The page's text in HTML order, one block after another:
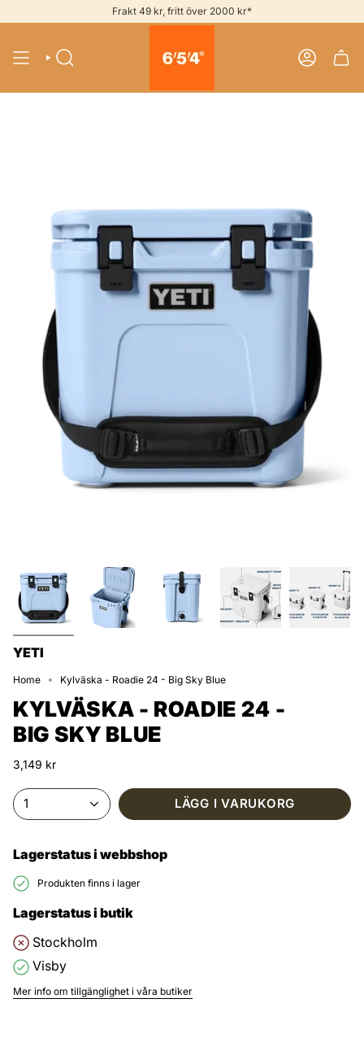
to
Frakt 49 kr, fritt över 2000 kr*
SEARCH ACCOUNT
YETI
Home Kylväska - Roadie 24 - Big Sky Blue
KYLVÄSKA - ROADIE 24 -
BIG SKY BLUE
3,149 kr
1 LÄGG I VARUKORG
Lagerstatus i webbshop
Produkten finns i lager
Lagerstatus i butik
Stockholm
Visby
Mer info om tillgänglighet i våra butiker